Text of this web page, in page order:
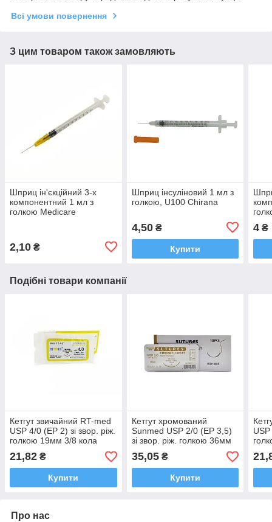
Всі умови повернення
З цим товаром також замовляють
Шприц ін'єкційний 3-х
компонентний 1 мл з
голкою Medicare
2,10 ₴
Шприц інсуліновий 1 мл з
голкою, U100 Chirana
4,50₴
Купити
4 ₴
Подібні товари компанії
Кетгут звичайний RT-med
USP 4/0 (EP 2) зі звор. ріж.
голкою 19мм 3/8 кола
21,82 ₴
Купити
Кетгут хромований
Sunmed USP 2/0 (EP 3,5)
зі звор. ріж. голкою 36мм
3/8 кола
35,05₴
Купити
USP
Про нас